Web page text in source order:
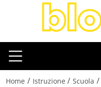
Home / Istruzione / Scuola /